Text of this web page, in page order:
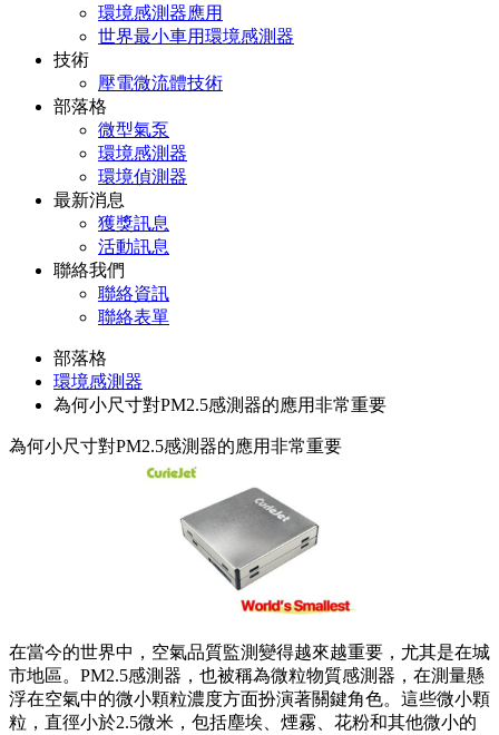
環境感測器應用
世界最小車用環境感測器
技術
壓電微流體技術
部落格
微型氣泵
環境感測器
環境偵測器
最新消息
獲獎訊息
活動訊息
聯絡我們
聯絡資訊
聯絡表單
部落格
環境感測器
為何小尺寸對PM2.5感測器的應用非常重要
為何小尺寸對PM2.5感測器的應用非常重要
在當今的世界中，空氣品質監測變得越來越重要，尤其是在城
市地區。PM2.5感測器，也被稱為微粒物質感測器，在測量懸
浮在空氣中的微小顆粒濃度方面扮演著關鍵角色。這些微小顆
粒，直徑小於2.5微米，包括塵埃、煙霧、花粉和其他微小的